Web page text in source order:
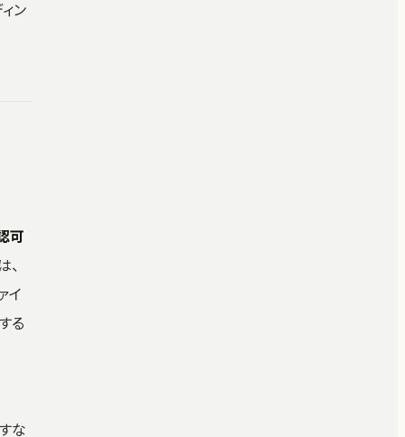
ン
可
、
イ
る
な